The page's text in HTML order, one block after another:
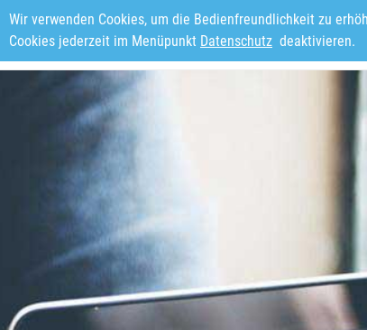
Wir verwenden Cookies, um die Bedienfreundlichkeit zu
Cookies jederzeit im Menüpunkt Datenschutz deaktivieren.
Wirtschaft & Wachstum